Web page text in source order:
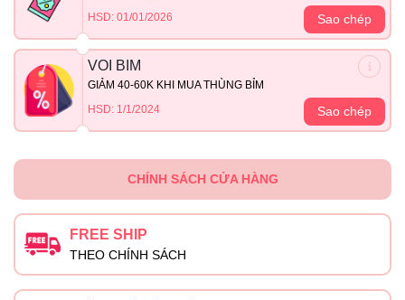
HSD: 01/01/2026
Sao chép
VOI BIM
GIẢM 40-60K KHI MUA THÙNG BỈM
HSD: 1/1/2024
Sao chép
CHÍNH SÁCH CỬA HÀNG
FREE SHIP
THEO CHÍNH SÁCH